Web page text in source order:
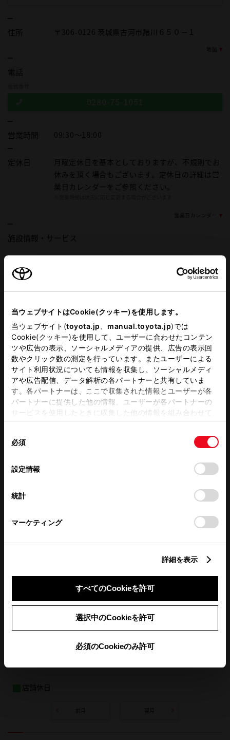
当ウェブサイトはCookie(クッキー)を使用します。
当ウェブサイト(toyota.jp manual.toyota.jp)では
Cookie(クッキー)を使用して、ユーザーに合わせたコンテン
ツや広告の表示、ソーシャルメディアの提供、広告の表示回
数やクリック数の測定を行っています。またユーザーによる
サイト利用状況についても情報を収集し、ソーシャルメディ
アや広告配信、データ解析の各パートナーと共有していま
す。各パートナーは、ここで収集された情報とユーザーが各
パートナーに提供した他の情報、ユーザーが各パートナーの
サービスを使用したときに収集した他の情報を組み合わせて
使用することがあります。当ウェブサイトの使用を続行する
デバイスにすべてのCookie(クッキー)が保存されることに同
意したことになります。Cookie(クッキー)のオプトアウト、
設定の変更、同意を撤回したりするにあたっては、当社の
「Cookie（クッキー）情報の取り扱いについて
」をご覧くだ
必須
設定情報
統計
マーケティング
詳細を表示
すべてのCookieを許可
選択中のCookieを許可
必須のCookieのみ許可
住所 〒306-0126 茨城県古河市諸川６５０－１
電話
営業時間 09:30～18:00
定休日
月曜定休日を基本としておりますが、不規則でお
休みを頂く場合もございます。定休日の詳細は営
業日カレンダーをご参照ください。
営業日カレンダー
施設情報・ サービス
車検・整備・メンテナンス取
ベビーシート（おむつ交換用
シート）
バリアフリー/多目的駐車場
キッズコーナー G-Station
バリアフリー/多目的トイレ au WiFi
この販売店のウェブサイトはこちら
営業日カレンダー